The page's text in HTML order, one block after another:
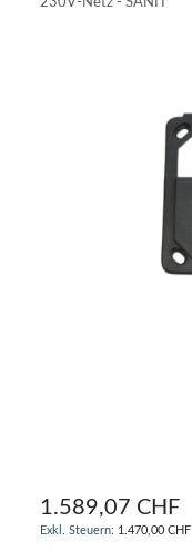
1.589,07 CHF
1.470,00 CHF